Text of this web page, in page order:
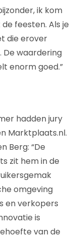
ik kom
feesten. Als je
die erover
De waardering
enorm goed.”
hadden jury
Marktplaats.nl.
Berg: “De
zit hem in de
omgeving
en verkopers
is
van de